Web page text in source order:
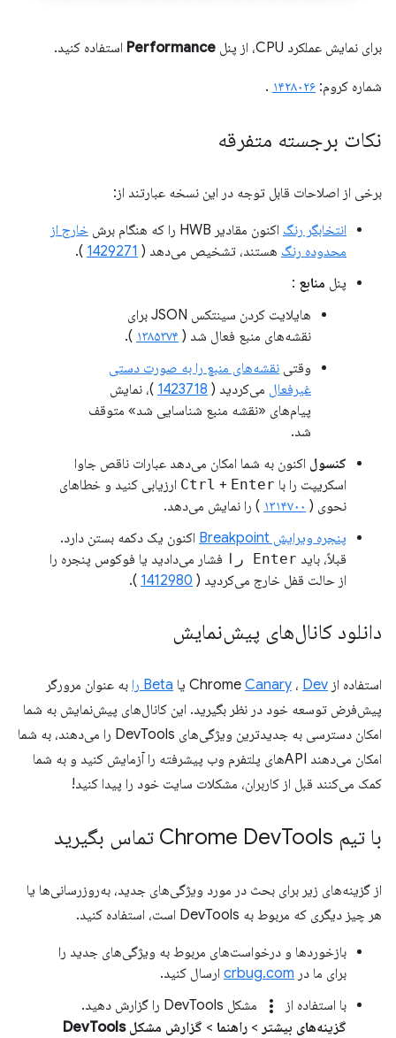
برای نمایش عملکرد CPU، از پنل Performance استفاده کنید.
شماره کروم: ۱۴۲۸۰۲۶ .
نکات برجسته متفرقه
برخی از اصلاحات قابل توجه در این نسخه عبارتند از:
انتخابگر رنگ اکنون مقادیر HWB را که هنگام برش
خارج از
محدوده رنگ هستند، تشخیص می‌دهد ( 1429271
).
پنل منابع :
هایلایت کردن سینتکس JSON برای
نقشه‌های منبع فعال شد ( ۱۳۸۵۳۷۴ ).
وقتی نقشه‌های منبع را به صورت دستی
غیرفعال می‌کردید ( 1423718 )، نمایش
پیام‌های «نقشه منبع شناسایی شد» متوقف
شد.
کنسول اکنون به شما امکان می‌دهد عبارات ناقص جاوا
اسکریپت را با
Ctrl + Enter
ارزیابی کنید و خطاهای
نحوی ( ۱۳۱۴۷۰۰ ) را نمایش می‌دهد.
پنجره ویرایش Breakpoint
اکنون یک دکمه بستن دارد.
قبلاً، باید Enter را
فشار می‌دادید یا فوکوس پنجره را
از حالت قفل خارج می‌کردید ( 1412980
).
دانلود کانال‌های پیش‌نمایش
استفاده از Chrome Canary ، Dev یا Beta را
به عنوان مرورگر
پیش‌فرض توسعه خود در نظر بگیرید. این کانال‌های پیش‌نمایش به شما
امکان دسترسی به جدیدترین ویژگی‌های DevTools را می‌دهند، به شما
امکان می‌دهند APIهای پلتفرم وب پیشرفته را آزمایش کنید و به شما
کمک می‌کنند قبل از کاربران، مشکلات سایت خود را پیدا کنید!
با تیم Chrome Dev Tools تماس بگیرید
از گزینه‌های زیر برای بحث در مورد ویژگی‌های جدید، به‌روزرسانی‌ها یا
هر چیز دیگری که مربوط به DevTools است، استفاده کنید.
بازخوردها و درخواست‌های مربوط به ویژگی‌های جدید را
برای ما در crbug.com ارسال کنید.
با استفاده از
more_vert
مشکل DevTools را گزارش دهید.
گزینه‌های بیشتر > راهنما > گزارش مشکل DevTools